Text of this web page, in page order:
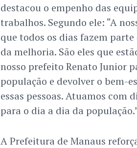
destacou o empenho das
trabalhos. Segundo ele: “A
que todos os dias fazem
da melhoria. São eles que
nosso prefeito Renato Junior
população e devolver o bem-
essas pessoas. Atuamos com
para o dia a dia da
A Prefeitura de Manaus